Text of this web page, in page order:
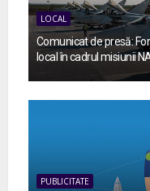
LOCAL
Comunicat de presă:
local în cadrul misiunii
PUBLICITATE